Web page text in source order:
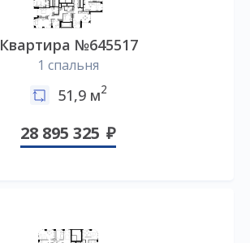
Квартира №645517
1 спальня
51,9 м2
28 895 325